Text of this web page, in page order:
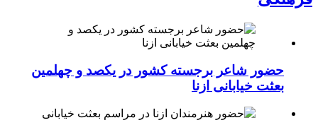
حضور شاعر برجسته کشور در یکصد و چهلمین
بعثت خیابانی ازنا